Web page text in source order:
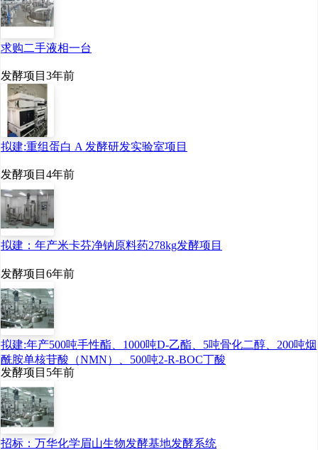
邓张双（左）与安琪酵母
疾病的预防和治疗，作为
实现抗氧化和清除自由基
求购二手液相一台
发酵项目 3年前
拟建:重组蛋白 A 发酵研发实验室项目
发酵项目 4年前
拟建：年产米卡芬净钠原料药278kg发酵项目
发酵项目 6年前
拟建:年产500吨手性酯、1000吨D-乙酯、5吨骨化二醇、200吨烟
酰胺单核苷酸（NMN）、500吨2-R-BOC丁酸
发酵项目 5年前
招标：万华化学眉山生物发酵基地发酵系统